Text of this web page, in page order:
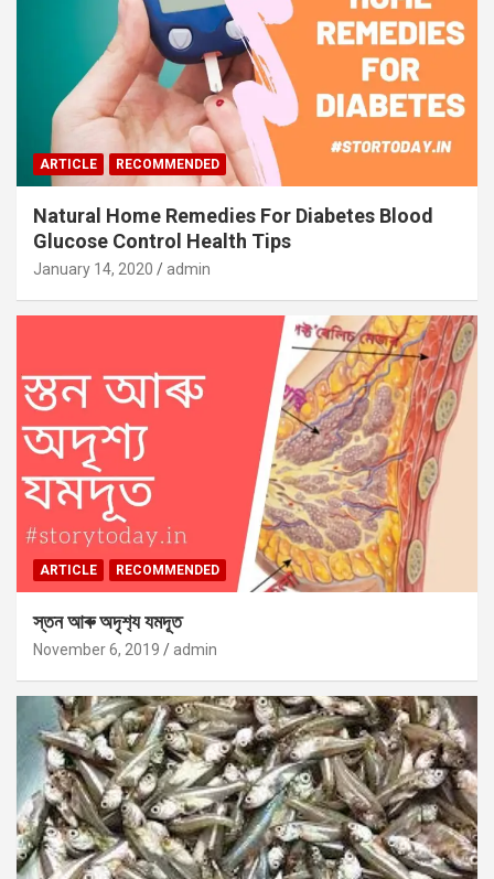
ARTICLE RECOMMENDED
Natural Home Remedies For Diabetes Blood
Glucose Control Health Tips
January 14, 2020 admin
ARTICLE RECOMMENDED
স্তন আৰু অদৃশ‍্য যমদূত
November 6, 2019 admin